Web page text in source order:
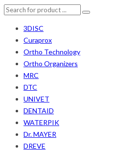
3DISC
Curaprox
Ortho Technology
Ortho Organizers
MRC
DTC
UNIVET
DENTAID
WATERPIK
Dr. MAYER
DREVE